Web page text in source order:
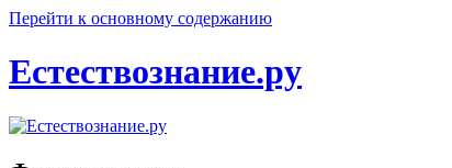
Перейти к основному содержанию
Естествознание.ру